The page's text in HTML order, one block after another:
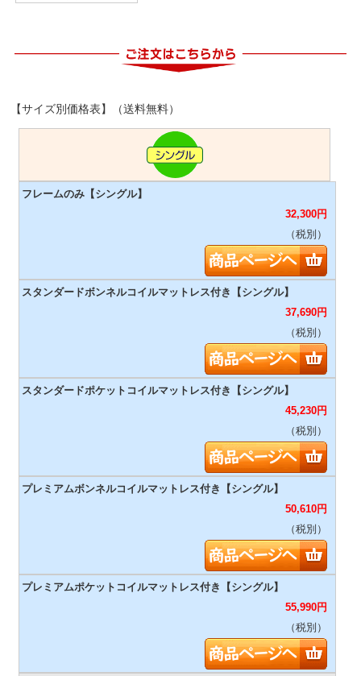
【サイズ別価格表】（送料無料）
32,300円
（税別）
37,690円
（税別）
45,230円
（税別）
50,610円
（税別）
55,990円
（税別）